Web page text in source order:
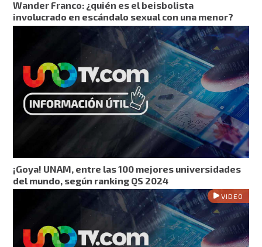
Wander Franco: ¿quién es el beisbolista
involucrado en escándalo sexual con una menor?
¡Goya! UNAM, entre las 100 mejores universidades
del mundo, según ranking QS 2024
VIDEO